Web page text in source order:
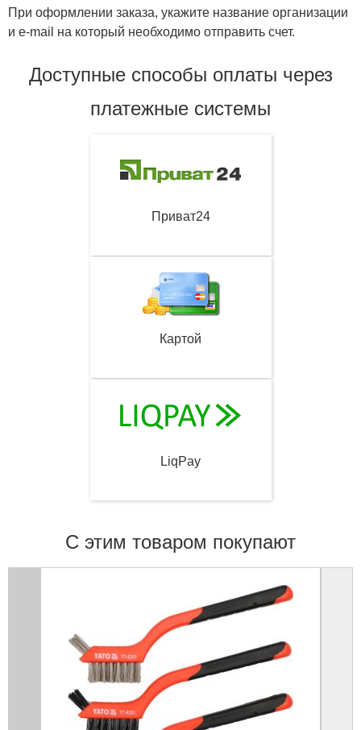
При оформлении заказа, укажите название организации
и e-mail на который необходимо отправить счет.
Доступные способы оплаты через
платежные системы
Приват24
Картой
LiqPay
С этим товаром покупают